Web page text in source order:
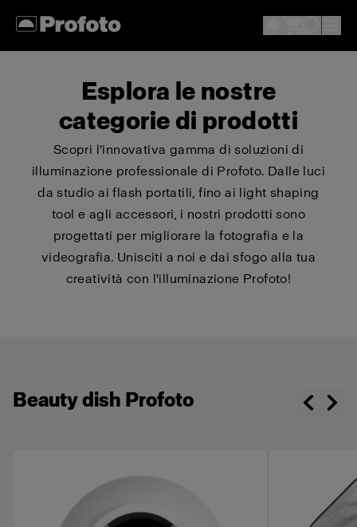
Esplora le nostre
categorie di prodotti
Scopri l'innovativa gamma di soluzioni di
illuminazione professionale di Profoto. Dalle luci
da studio ai flash portatili, fino ai light shaping
tool e agli accessori, i nostri prodotti sono
progettati per migliorare la fotografia e la
videografia. Unisciti a noi e dai sfogo alla tua
creatività con l'illuminazione Profoto!
Beauty dish Profoto